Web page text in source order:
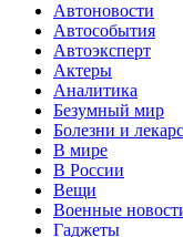
Автоновости
Автособытия
Автоэксперт
Актеры
Аналитика
Безумный мир
Болезни и
В мире
В России
Вещи
Военные
Гаджеты